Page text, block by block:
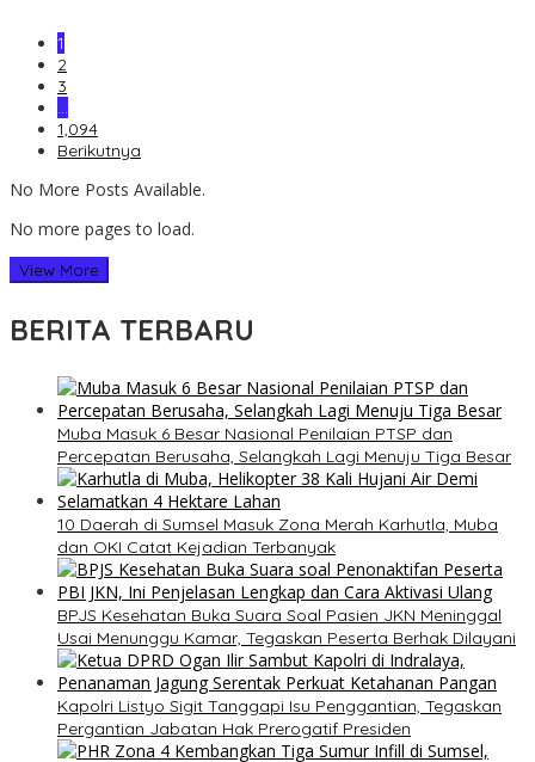
1
2
3
…
1,094
Berikutnya
No More Posts Available.
No more pages to load.
View More
BERITA TERBARU
Muba Masuk 6 Besar Nasional Penilaian PTSP dan
Percepatan Berusaha, Selangkah Lagi Menuju Tiga Besar
10 Daerah di Sumsel Masuk Zona Merah Karhutla, Muba
dan OKI Catat Kejadian Terbanyak
BPJS Kesehatan Buka Suara Soal Pasien JKN Meninggal
Usai Menunggu Kamar, Tegaskan Peserta Berhak Dilayani
Kapolri Listyo Sigit Tanggapi Isu Penggantian, Tegaskan
Pergantian Jabatan Hak Prerogatif Presiden